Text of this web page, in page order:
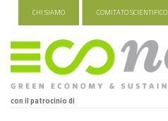
CHI SIAMO COMITATO SCIENTIFICO
con il patrocinio di